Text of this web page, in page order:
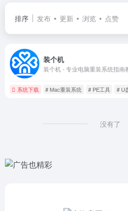
排序 发布 更新 浏览 点赞
装个机
系统下载 # Mac重装系统 # PE工具 # U
没有了